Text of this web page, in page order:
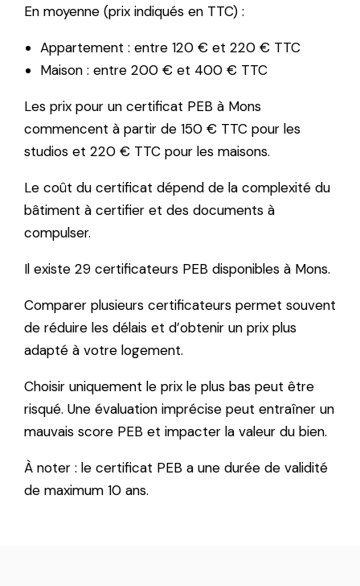
En moyenne (prix indiqués en TTC) :
Appartement : entre 120 € et 220 € TTC
Maison : entre 200 € et 400 € TTC
Les prix pour un certificat PEB à Mons
commencent à partir de 150 € TTC pour les
studios et 220 € TTC pour les maisons.
Le coût du certificat dépend de la complexité du
bâtiment à certifier et des documents à
compulser.
Il existe 29 certificateurs PEB disponibles à Mons.
Comparer plusieurs certificateurs permet souvent
de réduire les délais et d’obtenir un prix plus
adapté à votre logement.
Choisir uniquement le prix le plus bas peut être
risqué. Une évaluation imprécise peut entraîner un
mauvais score PEB et impacter la valeur du bien.
À noter : le certificat PEB a une durée de validité
de maximum 10 ans.